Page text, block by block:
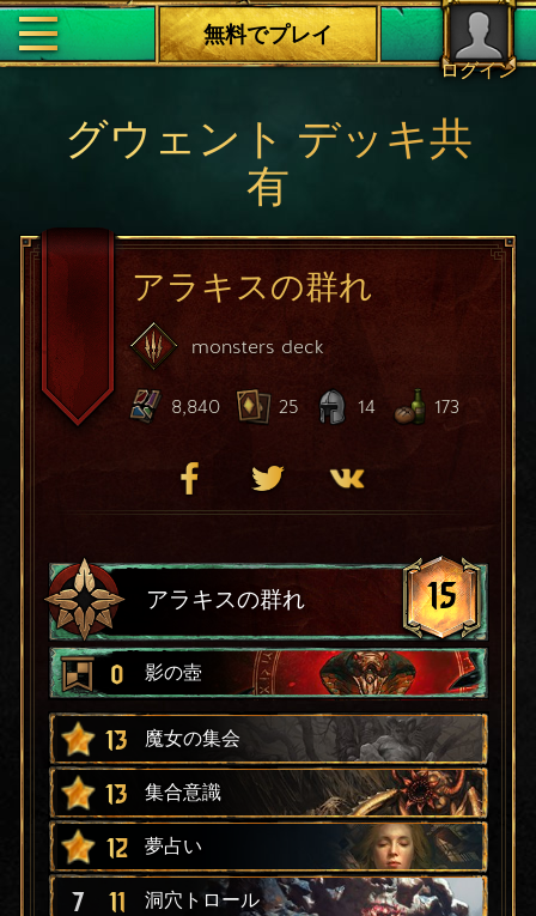
ログイン
無料でプレイ
グウェント デッキ共
有
アラキスの群れ
monsters deck
8,840 25 14 173
アラキスの群れ 15
0 影の壺
13 魔女の集会
13 集合意識
12 夢占い
7 11 洞穴トロール